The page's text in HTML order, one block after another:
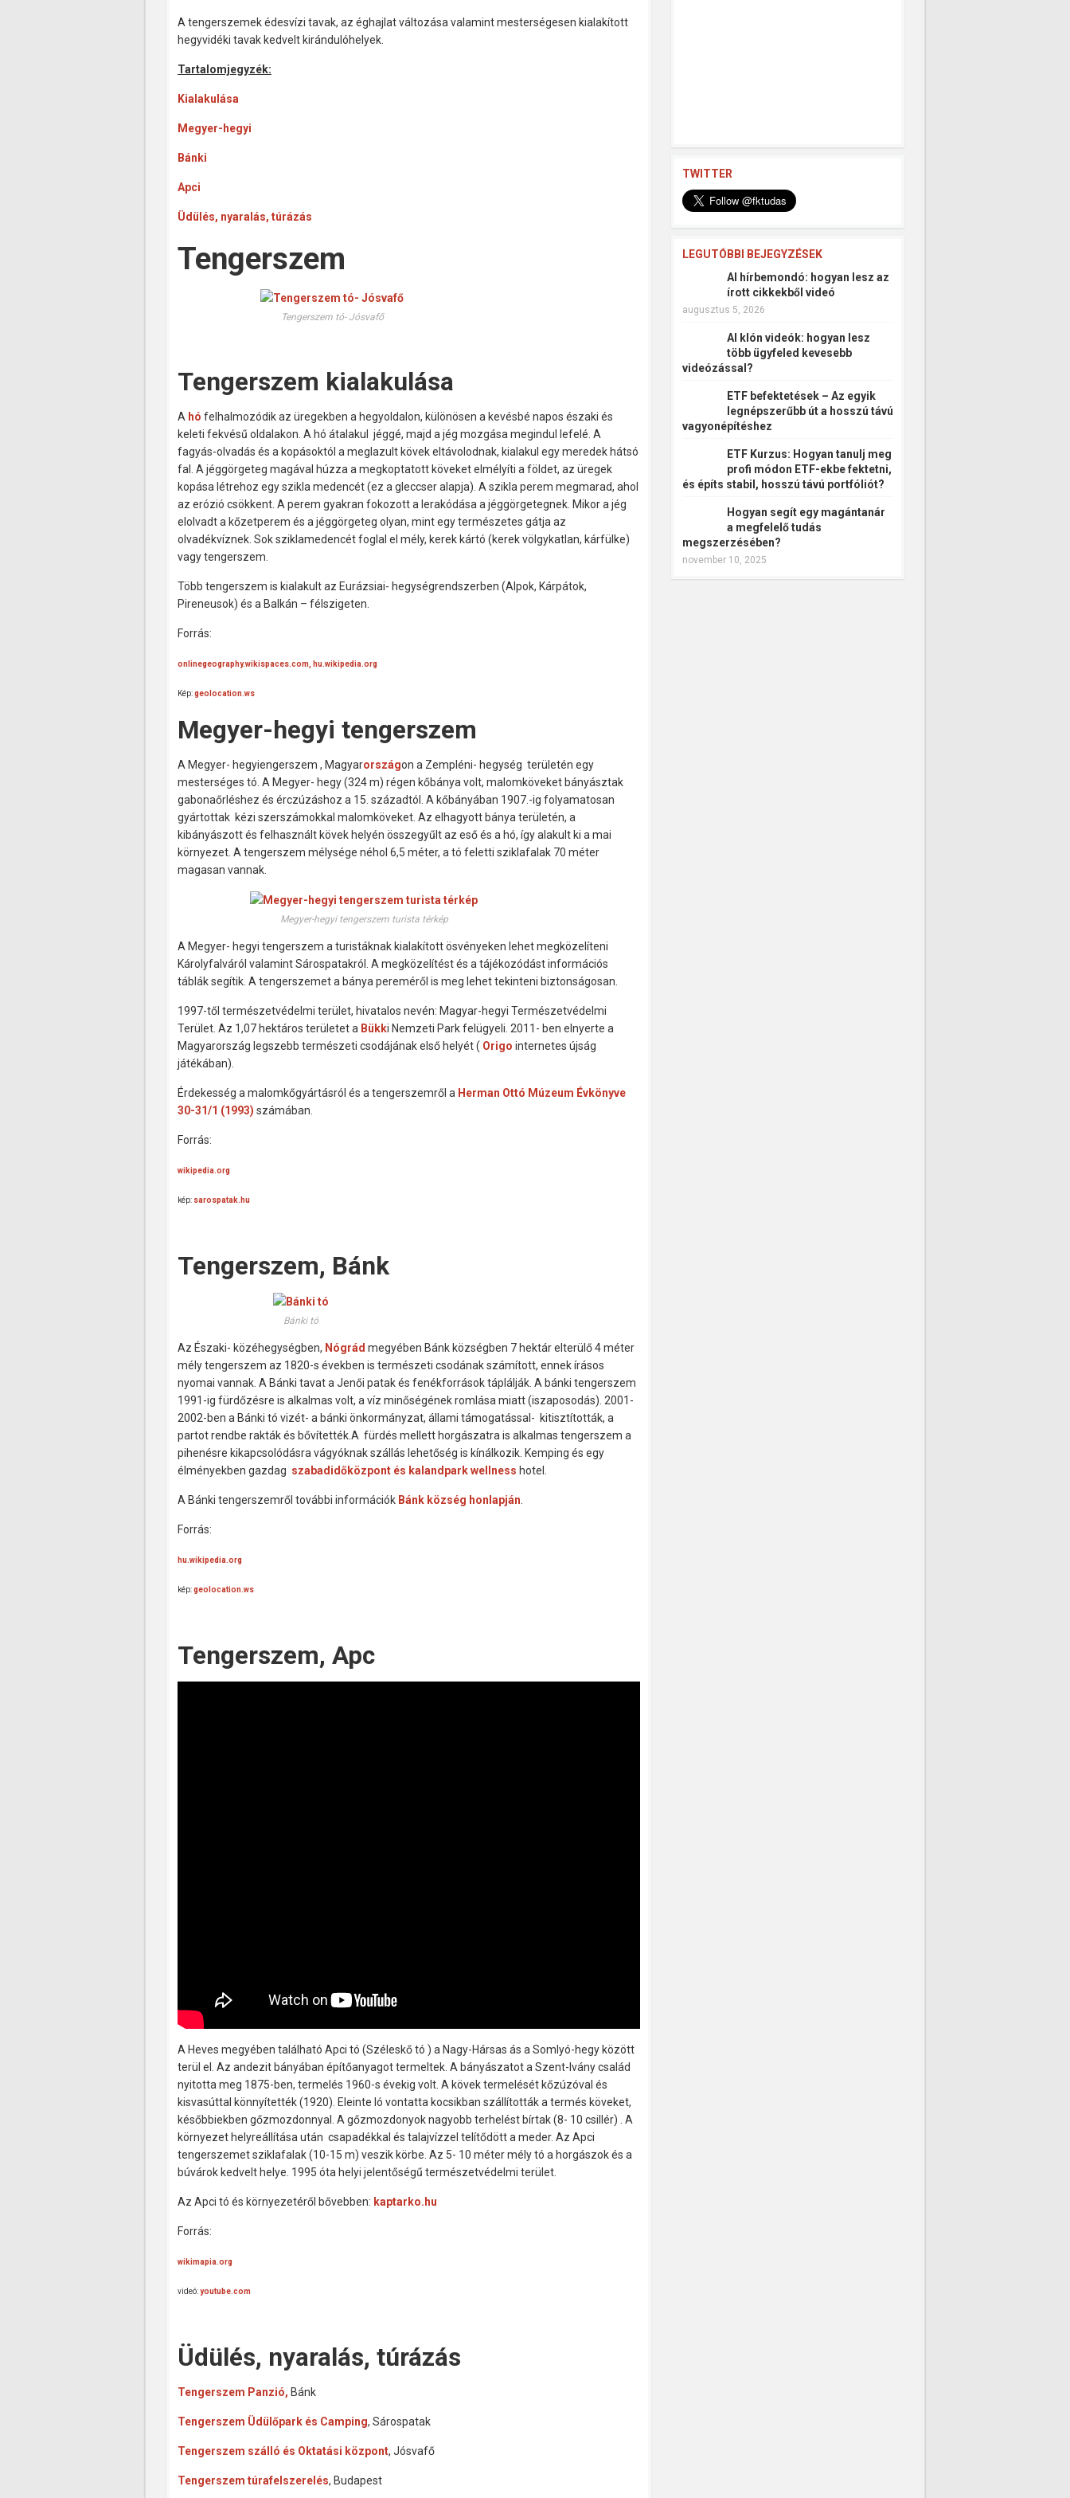
A tengerszemek édesvízi tavak, az éghajlat változása valamint mesterségesen kialakított
hegyvidéki tavak kedvelt kirándulóhelyek.
Tartalomjegyzék:
Kialakulása
Megyer-hegyi
Bánki
Apci
Üdülés, nyaralás, túrázás
Tengerszem
Tengerszem tó- Jósvafő
Tengerszem kialakulása
A hó felhalmozódik az üregekben a hegyoldalon, különösen a kevésbé napos északi és
keleti fekvésű oldalakon. A hó átalakul jéggé, majd a jég mozgása megindul lefelé. A
fagyás-olvadás és a kopásoktól a meglazultkövekeltávolodnak, kialakul egy meredekhátsó
fal . A jéggörgeteg magával húzza a megkoptatott köveketelmélyíti a földet, az üregek
kopása létrehoz egy szikla medencét(ez a gleccser alapja) A szikla perem megmarad, ahol
az erózió csökkent A perem gyakran fokozott a lerakódása a jéggörgetegnek. Mikora jég
elolvadta kőzetperem és a jéggörgeteg olyan, mintegy természetes gátja az
olvadékvíznek. Soksziklamedencétfoglal el mély, kerekkártó (kerek völgykatlan, kárfülke)
vagytengerszem.
Több tengerszem is kialakult az Eurázsiai- hegységrendszerben (Alpok, Kárpátok,
Pireneusok) és a Balkán – félszigeten.
Forrás:
onlinegeography.wikispaces.com, hu.wikipedia.org
Kép:geolocation.ws
Megyer-hegyi tengerszem
A Megyer- hegyiengerszem , Magyarországon a Zempléni- hegység területén egy
mesterséges tó. A Megyer- hegy (324 m) régen kőbánya volt, malomköveket bányásztak
gabonaőrléshez és érczúzáshoz a 15. századtól. A kőbányában 1907.-ig folyamatosan
gyártottak kézi szerszámokkal malomköveket. Az elhagyott bánya területén, a
kibányászott és felhasznált kövek helyén összegyűlt az eső és a hó, így alakult ki a mai
környezet. A tengerszem mélysége néhol 6,5 méter, a tó feletti sziklafalak 70 méter
magasan vannak.
Megyer-hegyi tengerszem turista térkép
A Megyer- hegyi tengerszem a turistáknak kialakított ösvényeken lehet megközelíteni
Károlyfalváról valamint Sárospatakról. A megközelítést és a tájékozódást információs
táblák segítik. A tengerszemet a bánya pereméről is meg lehet tekinteni biztonságosan.
1997-től természetvédelmi terület, hivatalos nevén: Magyar-hegyi Természetvédelmi
Terület. Az 1,07 hektáros területet a Bükki Nemzeti Park felügyeli. 2011- ben elnyerte a
Magyarország legszebb természeti csodájának első helyét ( Origo internetes újság
játékában).
Érdekesség a malomkőgyártásról és a tengerszemről a Herman Ottó Múzeum Évkönyve
30-31/1 (1993) számában.
Forrás:
wikipedia.org
kép: sarospatak.hu
Tengerszem, Bánk
Bánki tó
Az Északi- közéhegységben, Nógrád megyében Bánk községben 7 hektár elterülő 4 méter
mély tengerszem az 1820-s években is természeti csodának számított, ennek írásos
nyomai vannak. A Bánki tavat a Jenői patak és fenékforrások táplálják. A bánki tengerszem
1991-ig fürdőzésre is alkalmas volt, a víz minőségének romlása miatt (iszaposodás). 2001-
2002-ben a Bánki tó vizét- a bánki önkormányzat, állami támogatással- kitisztították, a
partot rendbe rakták és bővítették.A fürdés mellett horgászatra is alkalmas tengerszem a
pihenésre kikapcsolódásra vágyóknak szállás lehetőség is kínálkozik. Kemping és egy
élményekben gazdag szabadidőközpont és kalandparkwellness hotel.
A Bánki tengerszemről további információk Bánk község honlapján
Forrás:
hu.wikipedia.org
kép:geolocation.ws
Tengerszem, Apc
A Heves megyében található Apci tó (Széleskő tó ) a Nagy-Hársas ás a Somlyó-hegy között
terül el. Az andezit bányában építőanyagot termeltek. A bányászatot a Szent-Ivány család
nyitotta meg 1875-ben, termelés 1960-s évekig volt. A kövek termelését kőzúzóval és
kisvasúttal könnyítették (1920). Eleinte ló vontatta kocsikban szállították a termés köveket,
későbbiekben gőzmozdonnyal. A gőzmozdonyok nagyobb terhelést bírtak (8- 10 csillér) . A
környezet helyreállítása után csapadékkal és talajvízzel telítődött a meder. Az Apci
tengerszemet sziklafalak (10-15 m) veszik körbe. Az 5- 10 méter mély tó a horgászok és a
búvárok kedvelt helye. 1995 óta helyi jelentőségű természetvédelmi terület.
Az Apci tó és környezetéről bővebben: kaptarko.hu
Forrás:
wikimapia.org
videó:youtube.com
Üdülés, nyaralás, túrázás
Tengerszem Panzió, Bánk
Tengerszem Üdülőpark és Camping, Sárospatak
Tengerszem szálló és Oktatási központ, Jósvafő
Tengerszem túrafelszerelés, Budapest
TWITTER
LEGUTÓBBI BEJEGYZÉSEK
AI hírbemondó: hogyan lesz az
írott cikkekből videó
augusztus 5, 2026
AI klón videók: hogyan lesz
több ügyfeled kevesebb
videózással?
ETF befektetések – Az egyik
legnépszerűbb út a hosszú távú
vagyonépítéshez
ETF Kurzus: Hogyan tanulj meg
profi módon ETF-ekbe fektetni,
és építs stabil, hosszú távú portfóliót?
Hogyan segít egy magántanár
a megfelelő tudás
megszerzésében?
november 10, 2025